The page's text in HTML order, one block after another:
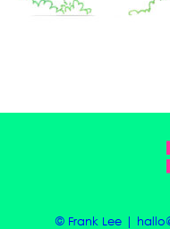
© Frank Lee |